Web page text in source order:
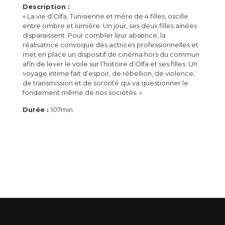
Description :
« La vie d’Olfa, Tunisienne et mère de 4 filles, oscille
entre ombre et lumière. Un jour, ses deux filles ainées
disparaissent. Pour combler leur absence, la
réalisatrice convoque des actrices professionnelles et
met en place un dispositif de cinéma hors du commun
afin de lever le voile sur l’histoire d’Olfa et ses filles. Un
voyage intime fait d’espoir, de rébellion, de violence,
de transmission et de sororité qui va questionner le
fondement même de nos sociétés. »
Durée : 107min